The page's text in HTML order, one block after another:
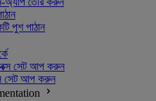
পুশ পাঠান
সেট আপ করুন
সেট আপ করুন